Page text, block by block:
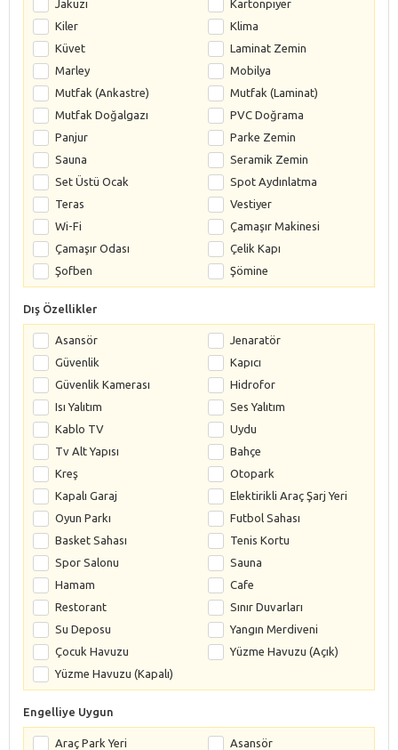
Jakuzi
Kartonpiyer
Kiler
Klima
Küvet
Laminat Zemin
Marley
Mobilya
Mutfak (Ankastre)
Mutfak (Laminat)
Mutfak Doğalgazı
PVC Doğrama
Panjur
Parke Zemin
Sauna
Seramik Zemin
Set Üstü Ocak
Spot Aydınlatma
Teras
Vestiyer
Wi-Fi
Çamaşır Makinesi
Çamaşır Odası
Çelik Kapı
Şofben
Şömine
Dış Özellikler
Asansör
Jenaratör
Güvenlik
Kapıcı
Güvenlik Kamerası
Hidrofor
Isı Yalıtım
Ses Yalıtım
Kablo TV
Uydu
Tv Alt Yapısı
Bahçe
Kreş
Otopark
Kapalı Garaj
Elektirikli Araç Şarj Yeri
Oyun Parkı
Futbol Sahası
Basket Sahası
Tenis Kortu
Spor Salonu
Sauna
Hamam
Cafe
Restorant
Sınır Duvarları
Su Deposu
Yangın Merdiveni
Çocuk Havuzu
Yüzme Havuzu (Açık)
Yüzme Havuzu (Kapalı)
Engelliye Uygun
Araç Park Yeri
Asansör